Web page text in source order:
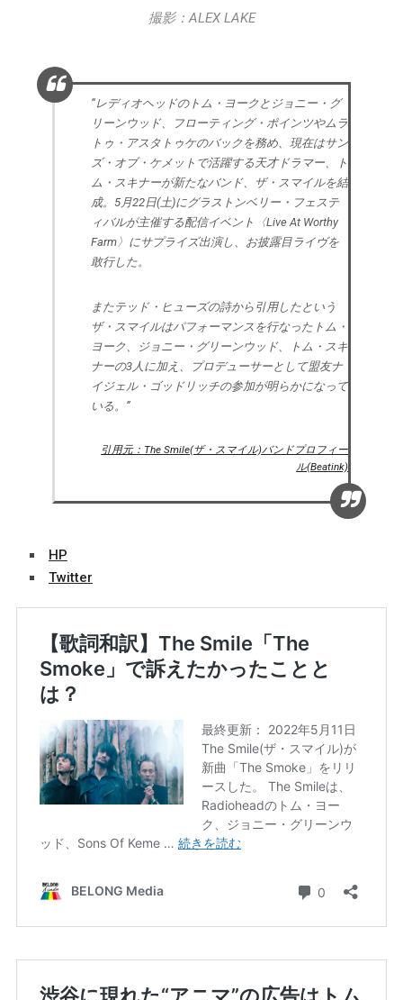
撮影：ALEX LAKE
“レディオヘッドのトム・ヨークとジョニー・グ
リーンウッド、フローティング・ポインツやムラ
トゥ・アスタトゥケのバックを務め、現在はサン
ズ・オブ・ケメットで活躍する天才ドラマー、ト
ム・スキナーが新たなバンド、ザ・スマイルを結
成。5月22日(土)にグラストンベリー・フェステ
ィバルが主催する配信イベント〈Live At Worthy
Farm〉にサプライズ出演し、お披露目ライヴを
敢行した。
またテッド・ヒューズの詩から引用したという
ザ・スマイルはパフォーマンスを行なったトム・
ヨーク、ジョニー・グリーンウッド、トム・スキ
ナーの3人に加え、プロデューサーとして盟友ナ
イジェル・ゴッドリッチの参加が明らかになって
いる。”
引用元：The Smile(ザ・スマイル)バンドプロフィー
ル(Beatink)
HP
Twitter